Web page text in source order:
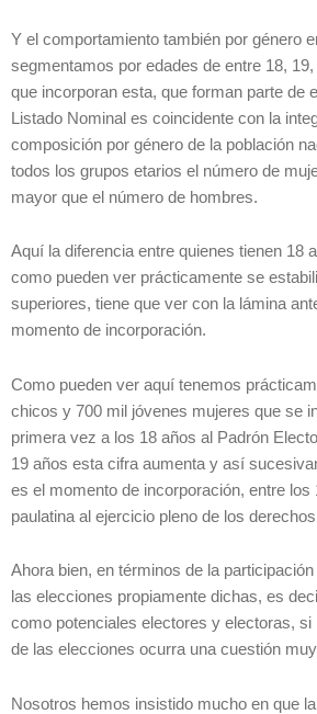
Y el comportamiento también por género
segmentamos por edades de entre 18,
que incorporan esta, que forman parte de
Listado Nominal es coincidente con la
composición por género de la población
todos los grupos etarios el número de
mayor que el número de hombres.
Aquí la diferencia entre quienes tienen 18
como pueden ver prácticamente se
superiores, tiene que ver con la lámina
momento de incorporación.
Como pueden ver aquí tenemos
chicos y 700 mil jóvenes mujeres que se
primera vez a los 18 años al Padrón
19 años esta cifra aumenta y así
es el momento de incorporación, entre los
paulatina al ejercicio pleno de los
Ahora bien, en términos de la
las elecciones propiamente dichas, es
como potenciales electores y electoras, si
de las elecciones ocurra una cuestión
Nosotros hemos insistido mucho en que